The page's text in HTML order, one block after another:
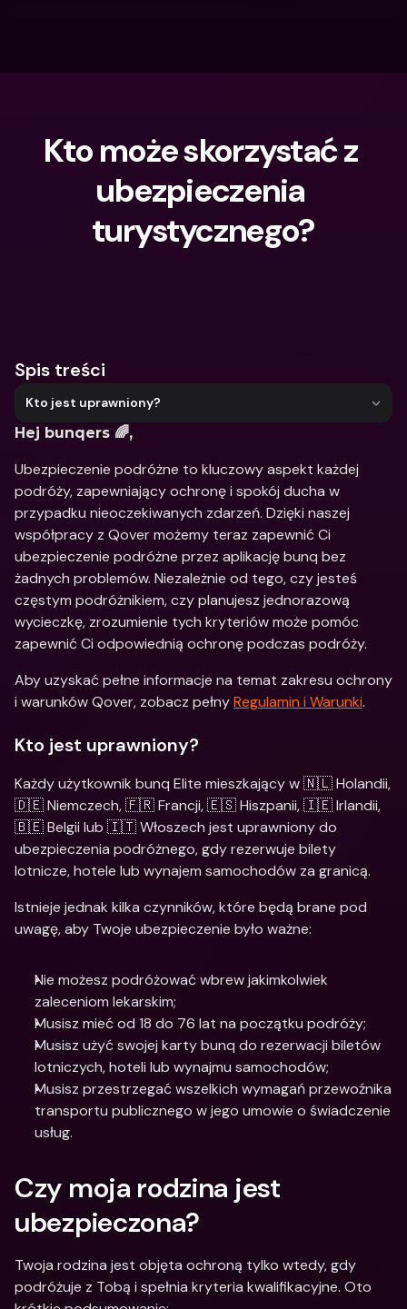
Kto może skorzystać z
ubezpieczenia
turystycznego?
Spis treści
Kto jest uprawniony?
Hej bunqers 🌈,
Ubezpieczenie podróżne to kluczowy aspekt każdej
podróży, zapewniający ochronę i spokój ducha w
przypadku nieoczekiwanych zdarzeń. Dzięki naszej
współpracy z Qover możemy teraz zapewnić Ci
ubezpieczenie podróżne przez aplikację bunq bez
żadnych problemów. Niezależnie od tego, czy jesteś
częstym podróżnikiem, czy planujesz jednorazową
wycieczkę, zrozumienie tych kryteriów może pomóc
zapewnić Ci odpowiednią ochronę podczas podróży.
Aby uzyskać pełne informacje na temat zakresu ochrony
i warunków Qover, zobacz pełny Regulamin i Warunki.
Kto jest uprawniony?
Każdy użytkownik bunq Elite mieszkający w 🇳🇱 Holandii,
🇩🇪 Niemczech, 🇫🇷 Francji, 🇪🇸 Hiszpanii, 🇮🇪 Irlandii,
🇧🇪 Belgii lub 🇮🇹 Włoszech jest uprawniony do
ubezpieczenia podróżnego, gdy rezerwuje bilety
lotnicze, hotele lub wynajem samochodów za granicą.
Istnieje jednak kilka czynników, które będą brane pod
uwagę, aby Twoje ubezpieczenie było ważne:
Nie możesz podróżować wbrew jakimkolwiek
zaleceniom lekarskim;
Musisz mieć od 18 do 76 lat na początku podróży;
Musisz użyć swojej karty bunq do rezerwacji biletów
lotniczych, hoteli lub wynajmu samochodów;
Musisz przestrzegać wszelkich wymagań przewoźnika
transportu publicznego w jego umowie o świadczenie
usług.
Czy moja rodzina jest
ubezpieczona?
Twoja rodzina jest objęta ochroną tylko wtedy, gdy
podróżuje z Tobą i spełnia kryteria kwalifikacyjne. Oto